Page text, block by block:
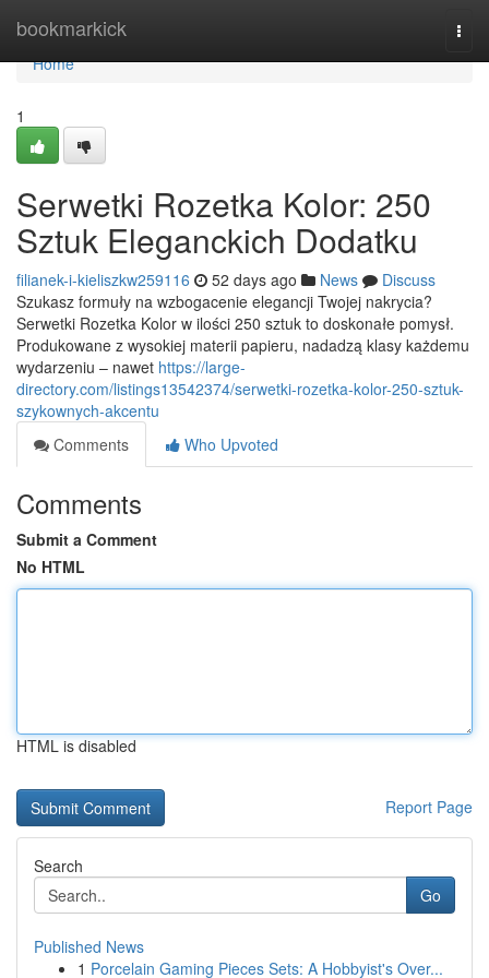
bookmarkick
Home
Home
1
Serwetki Rozetka Kolor: 250
Sztuk Eleganckich Dodatku
filianek-i-kieliszkw259116 52 days ago News
Discuss
Szukasz formuły na wzbogacenie elegancji Twojej nakrycia?
Serwetki Rozetka Kolor w ilości 250 sztuk to doskonałe pomysł.
Produkowane z wysokiej materii papieru, nadadzą klasy każdemu
wydarzeniu – nawet https://large-
directory.com/listings13542374/serwetki-rozetka-kolor-250-sztuk-
szykownych-akcentu
Comments
Who Upvoted
Comments
Submit a Comment
No HTML
HTML is disabled
Report Page
Search
Go
Published News
1 Porcelain Gaming Pieces Sets: A Hobbyist's Over...